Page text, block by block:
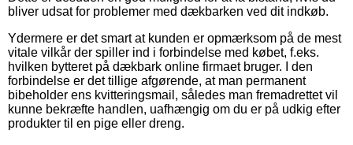
bliver udsat for problemer med dækbarken ved dit indkøb.
Ydermere er det smart at kunden er opmærksom på de mest
vitale vilkår der spiller ind i forbindelse med købet, f.eks.
hvilken bytteret på dækbark online firmaet bruger. I den
forbindelse er det tillige afgørende, at man permanent
bibeholder ens kvitteringsmail, således man fremadrettet vil
kunne bekræfte handlen, uafhængig om du er på udkig efter
produkter til en pige eller dreng.